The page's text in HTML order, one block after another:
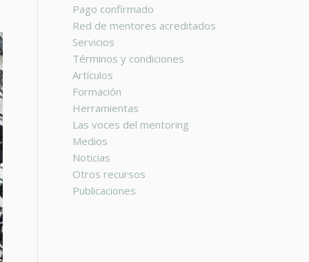
Pago confirmado
Red de mentores acreditados
Servicios
Términos y condiciones
Artículos
Formación
Herramientas
Las voces del mentoring
Medios
Noticias
Otros recursos
Publicaciones